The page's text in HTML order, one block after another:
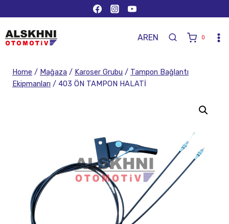
AREN 0
Home / Mağaza / Karoser Grubu / Tampon Bağlantı
Ekipmanları / 403 ÖN TAMPON HALATİ